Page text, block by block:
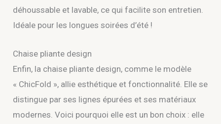
déhoussable et lavable, ce qui facilite son entretien.
Idéale pour les longues soirées d’été !
Chaise pliante design
Enfin, la chaise pliante design, comme le modèle
« ChicFold », allie esthétique et fonctionnalité. Elle se
distingue par ses lignes épurées et ses matériaux
modernes. Voici pourquoi elle est un bon choix : elle